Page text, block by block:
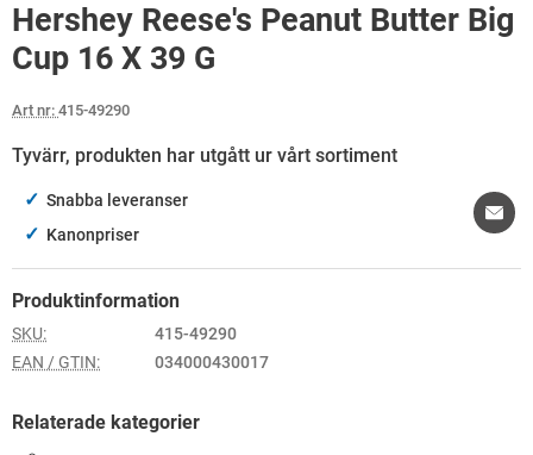
Hershey Reese's Peanut Butter Big
Cup 16 X 39 G
Art nr: 415-49290
Tyvärr, produkten har utgått ur vårt sortiment
✓ Snabba leveranser
✓ Kanonpriser
Produktinformation
SKU:
415-49290
EAN / GTIN:
034000430017
Relaterade kategorier